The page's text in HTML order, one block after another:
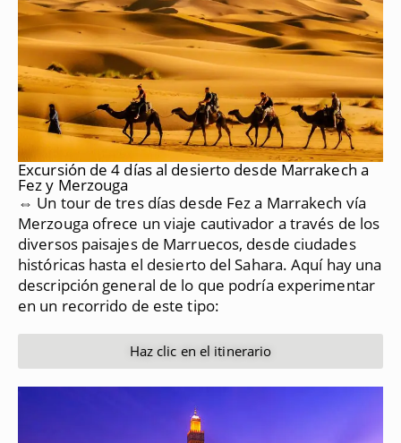
Excursión de 4 días al desierto desde Marrakech a
Fez y Merzouga
⇔ Un tour de tres días desde Fez a Marrakech vía
Merzouga ofrece un viaje cautivador a través de los
diversos paisajes de Marruecos, desde ciudades
históricas hasta el desierto del Sahara. Aquí hay una
descripción general de lo que podría experimentar
en un recorrido de este tipo:
Haz clic en el itinerario